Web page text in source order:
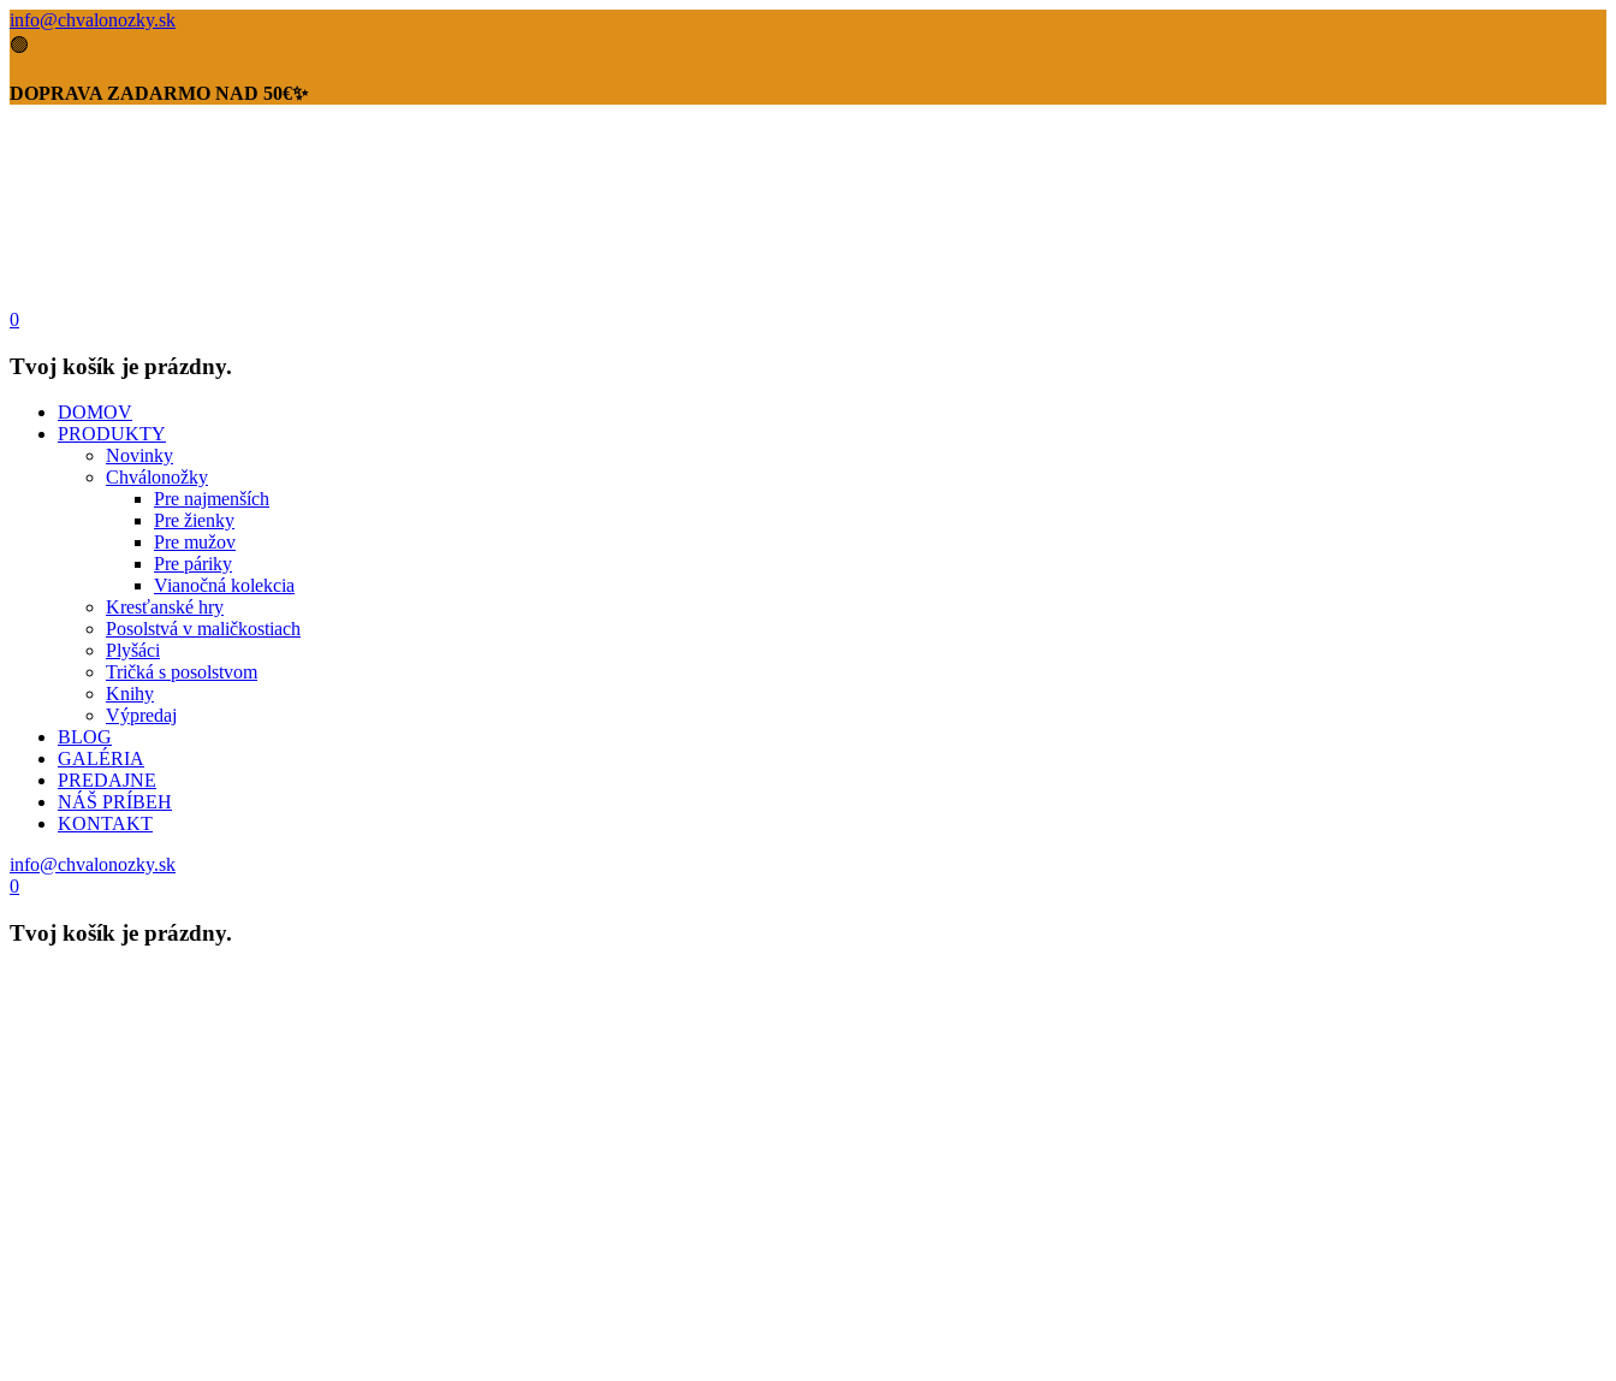
info@chvalonozky.sk
🟢
DOPRAVA ZADARMO NAD 50€✨
0
Tvoj košík je prázdny.
DOMOV
PRODUKTY
Novinky
Chválonožky
Pre najmenších
Pre žienky
Pre mužov
Pre páriky
Vianočná kolekcia
Kresťanské hry
Posolstvá v maličkostiach
Plyšáci
Tričká s posolstvom
Knihy
Výpredaj
BLOG
GALÉRIA
PREDAJNE
NÁŠ PRÍBEH
KONTAKT
info@chvalonozky.sk
0
Tvoj košík je prázdny.